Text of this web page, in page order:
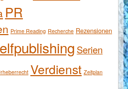
PR
Prime Reading Recherche Rezensionen
Serien
Verdienst Zeitplan